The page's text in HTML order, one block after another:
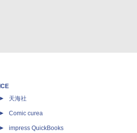
ICE
天海社
Comic curea
impress QuickBooks